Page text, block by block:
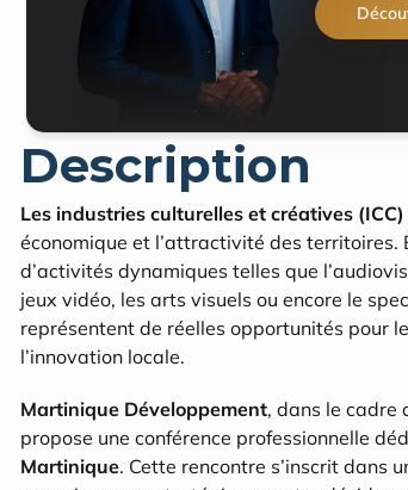
Description
Les industries culturelles et créatives (ICC)
économique et l’attractivité des
d’activités dynamiques telles que
jeux vidéo, les arts visuels ou encore le
représentent de réelles opportunités pour
l’innovation locale.
Martinique Développement, dans le cadre
propose une conférence professionnelle
Martinique. Cette rencontre s’inscrit dans